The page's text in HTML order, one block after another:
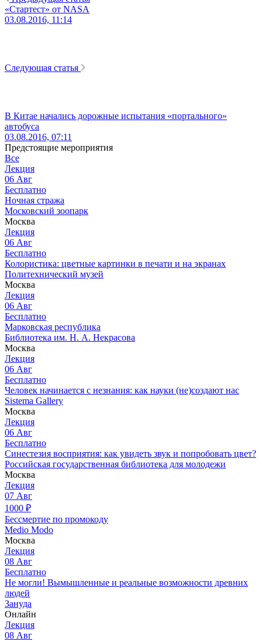
«Стартест» от NASA
03.08.2016, 11:14
Следующая статья
В Китае начались дорожные испытания «портального»
автобуса
03.08.2016, 07:11
Предстоящие мероприятия
Все
Лекция
06 Авг
Бесплатно
Ночная стража
Московский зоопарк
Москва
Лекция
06 Авг
Бесплатно
Колористика: цветные картинки в печати и на экранах
Политехнический музей
Москва
Лекция
06 Авг
Бесплатно
Марковская республика
Библиотека им. Н. А. Некрасова
Москва
Лекция
06 Авг
Бесплатно
Человек начинается с незнания: как науки (не)создают нас
Sistema Gallery
Москва
Лекция
06 Авг
Бесплатно
Синестезия восприятия: как увидеть звук и попробовать цвет?
Российская государственная библиотека для молодежи
Москва
Лекция
07 Авг
1000 ₽
Бессмертие по промокоду
Medio Modo
Москва
Лекция
08 Авг
Бесплатно
Не могли! Вымышленные и реальные возможности древних
людей
Зануда
Онлайн
Лекция
08 Авг